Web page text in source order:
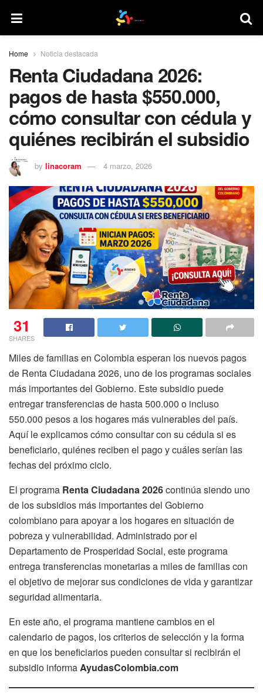
Home Noticia destacada
Renta Ciudadana 2026:
pagos de hasta $550.000,
cómo consultar con cédula y
quiénes recibirán el subsidio
by linacoram 4 marzo, 2026
31
SHARES
Miles de familias en Colombia esperan los nuevos pagos
de Renta Ciudadana 2026, uno de los programas sociales
más importantes del Gobierno. Este subsidio puede
entregar transferencias de hasta 500.000 o incluso
550.000 pesos a los hogares más vulnerables del país.
Aquí le explicamos cómo consultar con su cédula si es
beneficiario, quiénes reciben el pago y cuáles serían las
fechas del próximo ciclo.
El programa Renta Ciudadana 2026continúa siendo uno
de los subsidios más importantes del Gobierno
colombiano para apoyar a los hogares en situación de
pobreza y vulnerabilidad. Administrado por el
Departamento de Prosperidad Social, este programa
entrega transferencias monetarias a miles de familias con
el objetivo de mejorar sus condiciones de vida y garantizar
seguridad alimentaria.
En este año, el programa mantiene cambios en el
calendario de pagos, los criterios de selección y la forma
en que los beneficiarios pueden consultar si recibirán el
subsidio informaAyudasColombia.com